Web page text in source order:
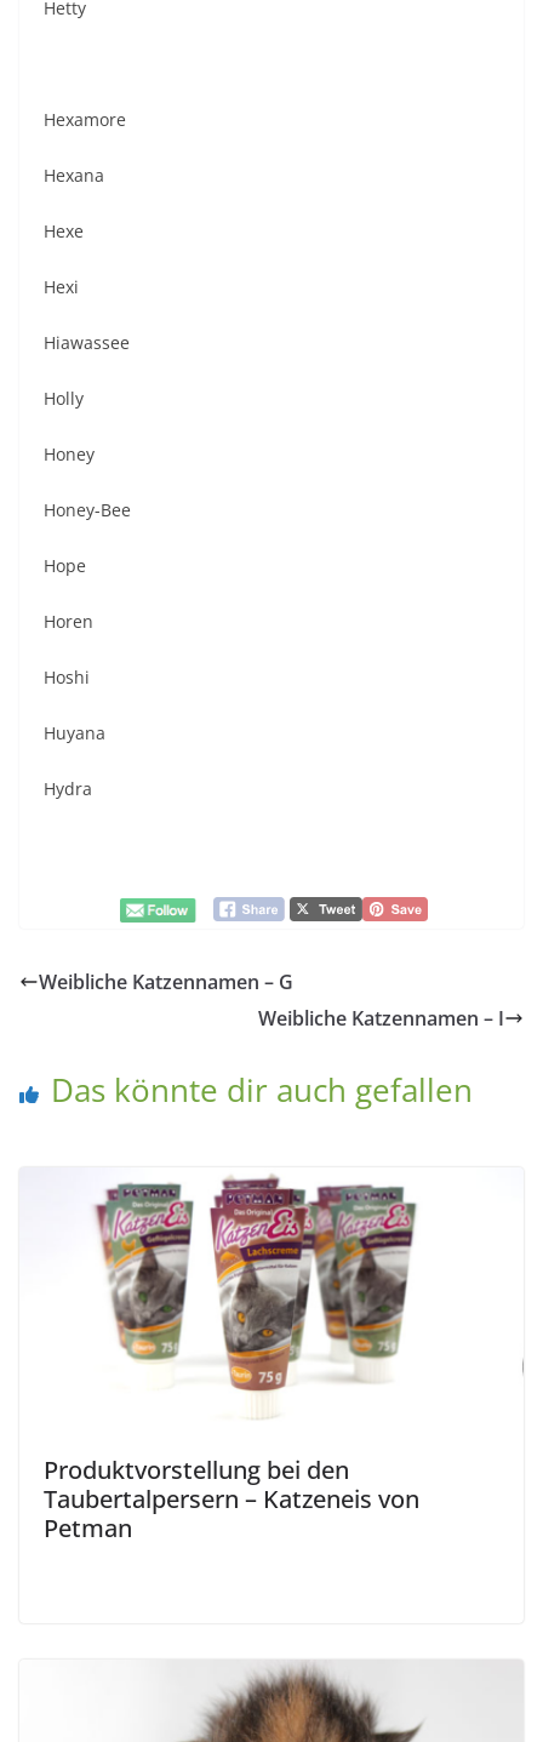
Hetty
Hexamore
Hexana
Hexe
Hexi
Hiawassee
Holly
Honey
Honey-Bee
Hope
Horen
Hoshi
Huyana
Hydra
Weibliche Katzennamen – G
Weibliche Katzennamen – I
Das könnte dir auch gefallen
Produktvorstellung bei den
Taubertalpersern – Katzeneis von
Petman